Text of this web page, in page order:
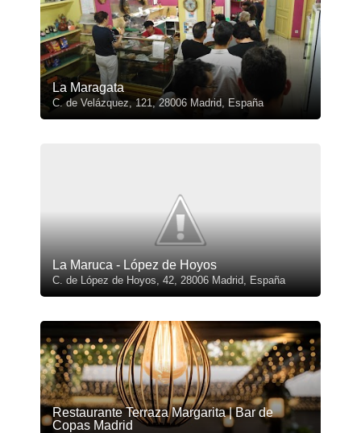
La Maragata
C. de Velázquez, 121, 28006 Madrid, España
La Maruca - López de Hoyos
C. de López de Hoyos, 42, 28006 Madrid, España
Restaurante Terraza Margarita | Bar de
Copas Madrid